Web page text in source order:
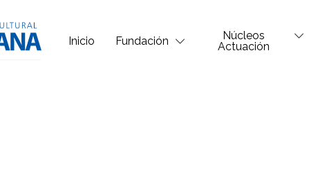
Inicio Fundación
Núcleos
Actuación